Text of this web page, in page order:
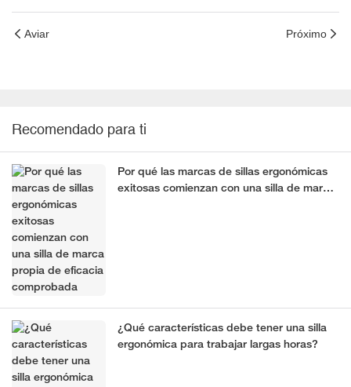
Aviar Próximo
Recomendado para ti
Por qué las marcas de sillas ergonómicas
exitosas comienzan con una silla de marca
¿Qué características debe tener una silla
ergonómica para trabajar largas horas?